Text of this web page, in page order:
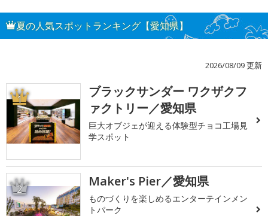
夏の人気スポットランキング【愛知県】
2026/08/09 更新
1
ブラックサンダー ワクザクフ
ァクトリー／愛知県
巨大オブジェが迎える体験型チョコ工場見
学スポット
2 Maker's Pier／愛知県
ものづくりを楽しめるエンターテインメン
トパーク